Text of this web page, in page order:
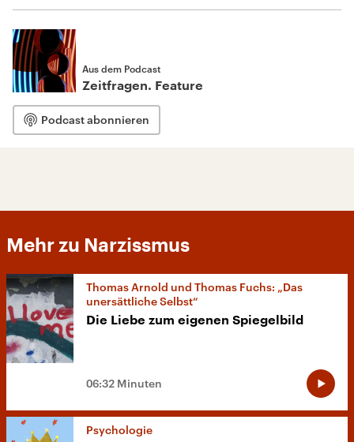
Aus dem Podcast
Zeitfragen. Feature
Podcast abonnieren
Mehr zu Narzissmus
Thomas Arnold und Thomas Fuchs: „Das
unersättliche Selbst“
Die Liebe zum eigenen Spiegelbild
06:32 Minuten
Psychologie